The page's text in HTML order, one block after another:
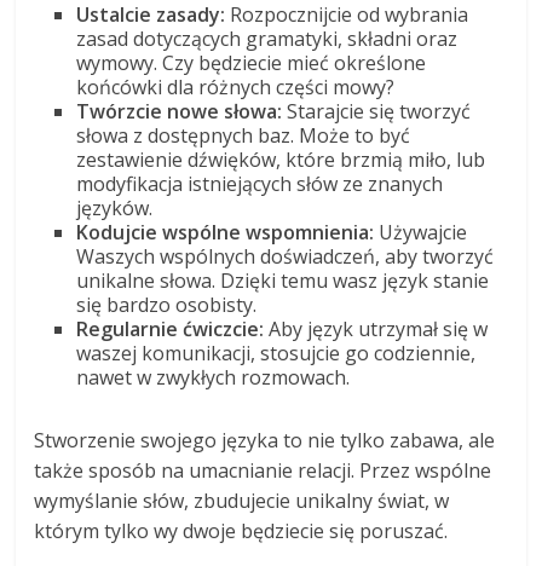
Ustalcie zasady: Rozpocznijcie od wybrania
zasad dotyczących gramatyki, składni oraz
wymowy. Czy będziecie mieć określone
końcówki dla różnych części mowy?
Twórzcie nowe słowa: Starajcie się tworzyć
słowa z dostępnych baz. Może to być
zestawienie dźwięków, które brzmią miło, lub
modyfikacja istniejących słów ze znanych
języków.
Kodujcie wspólne wspomnienia: Używajcie
Waszych wspólnych doświadczeń, aby tworzyć
unikalne słowa. Dzięki temu wasz język stanie
się bardzo osobisty.
Regularnie ćwiczcie: Aby język utrzymał się w
waszej komunikacji, stosujcie go codziennie,
nawet w zwykłych rozmowach.
Stworzenie swojego języka to nie tylko zabawa, ale
także sposób na umacnianie relacji. Przez wspólne
wymyślanie słów, zbudujecie unikalny świat, w
którym tylko wy dwoje będziecie się poruszać.